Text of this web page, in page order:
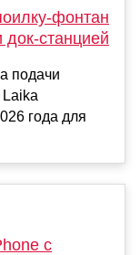
фонтан
станцией
подачи
года для
с